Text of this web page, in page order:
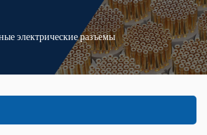
электрические разъемы